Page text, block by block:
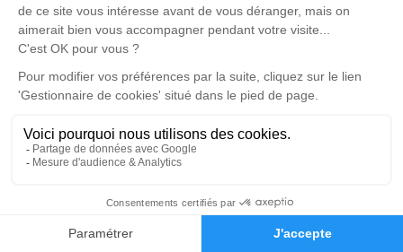
Faire-part Hommages
pensées à travers des poèmes ou des textes.
Cet endroit est un lieu d'expression dédié à
Un service de plantation d’arbre hommage est
disponible ici.
Cérémonie